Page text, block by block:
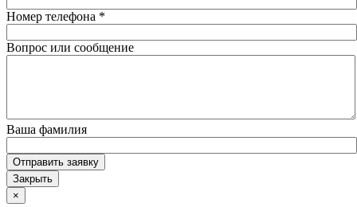
Номер телефона *
Вопрос или сообщение
Ваша фамилия
Отправить заявку
Закрыть
×